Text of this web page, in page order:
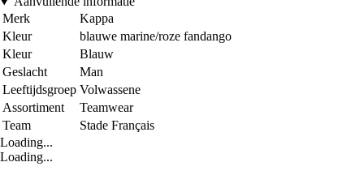
Merk
Kappa
Kleur
blauwe marine/roze fandango
Kleur
Blauw
Geslacht
Man
Leeftijdsgroep Volwassene
Assortiment
Teamwear
Team
Stade Français
Loading...
Loading...